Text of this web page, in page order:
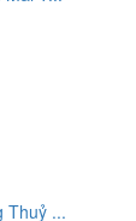
Thuỷ ...